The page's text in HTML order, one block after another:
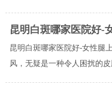
昆明白斑哪家医院好-
昆明白斑哪家医院好-女性腿
风，无疑是一种令人困扰的皮